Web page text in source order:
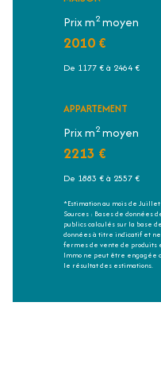
Prix m2moyen
2010 €
De 1177 € à 2464 €
APPARTEMENT
Prix m2moyen
2213 €
De 1883 € à 2557 €
*Estimation au mois de Juillet
Sources : Bases de données
publics calculés sur la base
données à titre indicatif et
fermes de vente de produits
Immo ne peut être engagée
le résultat des estimations.